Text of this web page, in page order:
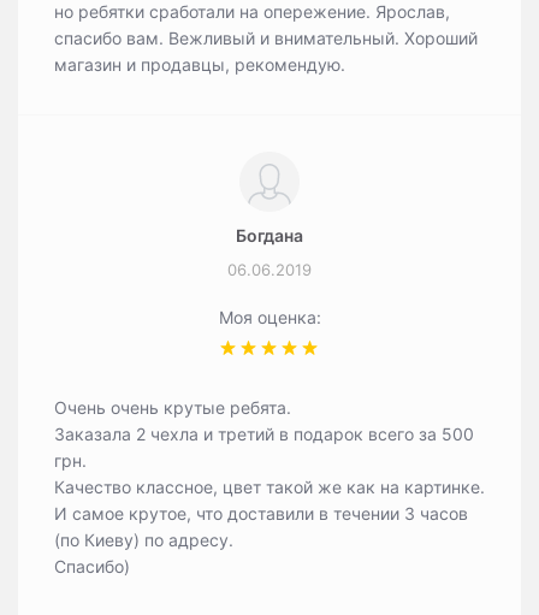
но ребятки сработали на опережение. Ярослав,
спасибо вам. Вежливый и внимательный. Хороший
магазин и продавцы, рекомендую.
Богдана
06.06.2019
Моя оценка:
Очень очень крутые ребята.
Заказала 2 чехла и третий в подарок всего за 500
грн.
Качество классное, цвет такой же как на картинке.
И самое крутое, что доставили в течении 3 часов
(по Киеву) по адресу.
Спасибо)